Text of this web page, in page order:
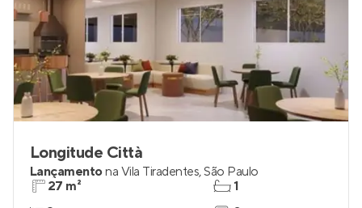
Longitude Città
Lançamentona Vila Tiradentes,São Paulo
27 m²
1